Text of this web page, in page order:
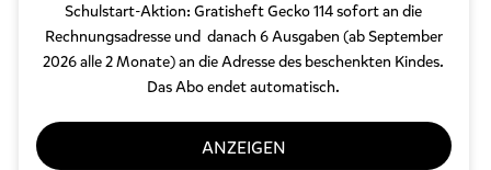
war:
€57,50
ist:
€49,00.
Schulstart-Aktion: Gratisheft Gecko 114 sofort an die
Rechnungsadresse und danach 6 Ausgaben (ab September
2026 alle 2 Monate) an die Adresse des beschenkten Kindes.
Das Abo endet automatisch.
ANZEIGEN